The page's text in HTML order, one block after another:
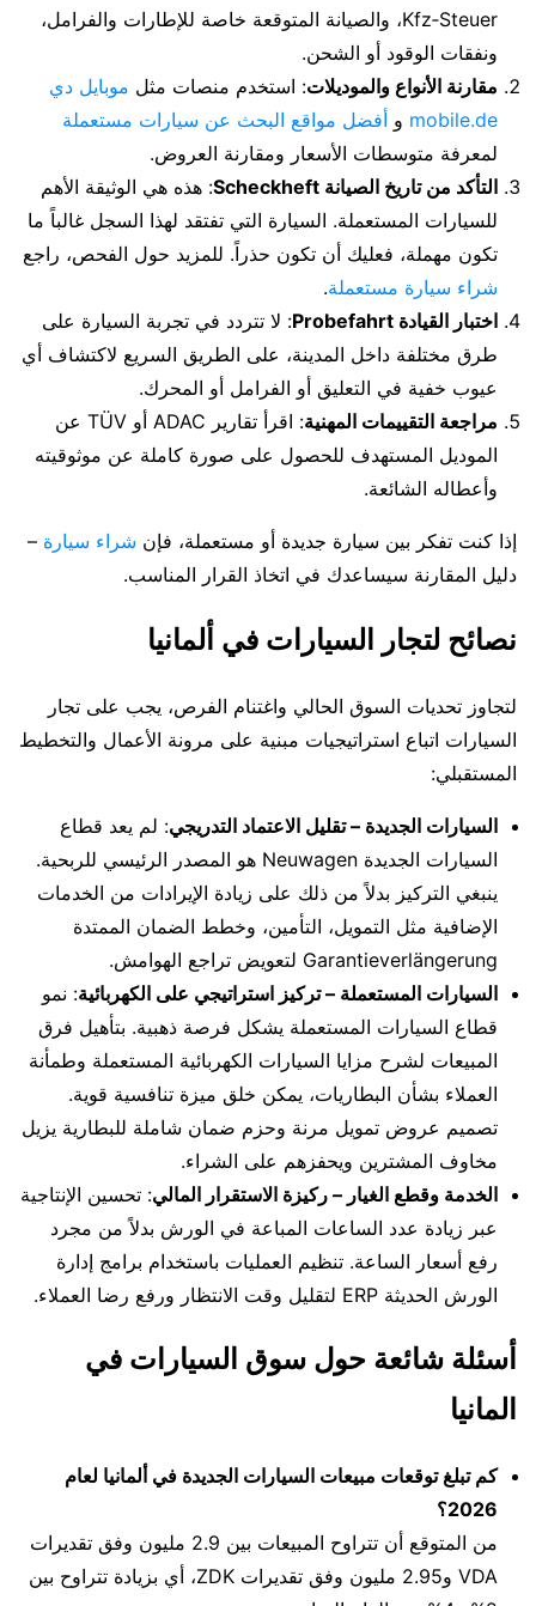
Kfz‑Steuer، والصيانة المتوقعة خاصة للإطارات والفرامل،
ونفقات الوقود أو الشحن.
مقارنة الأنواع والموديلات: استخدم منصات مثل موبايل دي
mobile.de و أفضل مواقع البحث عن سيارات مستعملة
لمعرفة متوسطات الأسعار ومقارنة العروض.
التأكد من تاريخ الصيانة Scheckheft
: هذه هي الوثيقة الأهم
للسيارات المستعملة. السيارة التي تفتقد لهذا السجل غالباً ما
تكون مهملة، فعليك أن تكون حذراً. للمزيد حول الفحص، راجع
شراء سيارة مستعملة.
اختبار القيادة Probefahrt
: لا تتردد في تجربة السيارة على
طرق مختلفة داخل المدينة، على الطريق السريع لاكتشاف أي
عيوب خفية في التعليق أو الفرامل أو المحرك.
مراجعة التقييمات المهنية
: اقرأ تقارير ADAC أو TÜV عن
الموديل المستهدف للحصول على صورة كاملة عن موثوقيته
وأعطاله الشائعة.
إذا كنت تفكر بين سيارة جديدة أو مستعملة، فإن شراء سيارة –
دليل المقارنة سيساعدك في اتخاذ القرار المناسب.
نصائح لتجار السيارات في ألمانيا
لتجاوز تحديات السوق الحالي واغتنام الفرص، يجب على تجار
السيارات اتباع استراتيجيات مبنية على مرونة الأعمال والتخطيط
المستقبلي:
السيارات الجديدة – تقليل الاعتماد التدريجي: لم يعد قطاع
السيارات الجديدة Neuwagen هو المصدر الرئيسي للربحية.
ينبغي التركيز بدلاً من ذلك على زيادة الإيرادات من الخدمات
الإضافية مثل التمويل، التأمين، وخطط الضمان الممتدة
Garantieverlängerung لتعويض تراجع الهوامش.
السيارات المستعملة – تركيز استراتيجي على الكهربائية: نمو
قطاع السيارات المستعملة يشكل فرصة ذهبية. بتأهيل فرق
المبيعات لشرح مزايا السيارات الكهربائية المستعملة وطمأنة
العملاء بشأن البطاريات، يمكن خلق ميزة تنافسية قوية.
تصميم عروض تمويل مرنة وحزم ضمان شاملة للبطارية يزيل
مخاوف المشترين ويحفزهم على الشراء.
الخدمة وقطع الغيار – ركيزة الاستقرار المالي: تحسين الإنتاجية
عبر زيادة عدد الساعات المباعة في الورش بدلاً من مجرد
رفع أسعار الساعة. تنظيم العمليات باستخدام برامج إدارة
الورش الحديثة ERP لتقليل وقت الانتظار ورفع رضا العملاء.
أسئلة شائعة حول سوق السيارات في
المانيا
كم تبلغ توقعات مبيعات السيارات الجديدة في ألمانيا لعام
2026؟
من المتوقع أن تتراوح المبيعات بين 2.9 مليون وفق تقديرات
VDA و2.95 مليون وفق تقديرات ZDK، أي بزيادة تتراوح بين